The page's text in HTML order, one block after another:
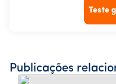
Teste
Publicações